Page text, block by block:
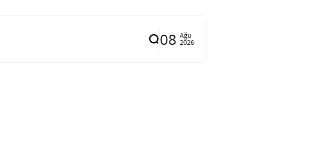
08 Ağu
2026